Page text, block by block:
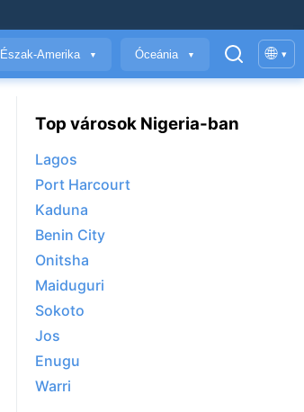
Észak-Amerika ▼ Óceánia ▼ 🌐 ▾
Top városok Nigeria-ban
Lagos
Port Harcourt
Kaduna
Benin City
Onitsha
Maiduguri
Sokoto
Jos
Enugu
Warri